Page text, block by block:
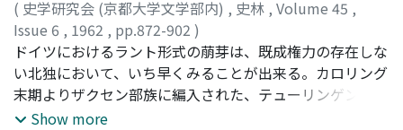
なわち北魏伝統の土地政策である計口受田制が、中原の社
会的現状を媒体に止揚されたのが、この太和の均田法であ
ることを、当時の政治的・社会的情勢を分析考察すること
によつて解明しようとしたものである。
( 史学研究会 (京都大学文学部内) , 史林 , Volume 45 ,
Issue 6 , 1962 , pp.872-902 )
早川, 良弥;Hayakawa, yoshiya;ハヤカワ, ヨシヤ
ドイツにおけるラント形式の萠芽は、既成権力の存在しな
い北独において、いち早くみることが出来る。カロリング
末期よりザクセン部族に編入された、テューリンゲン、及
び東部辺境域においても、その傾向は著るしいものがあつ
Show more